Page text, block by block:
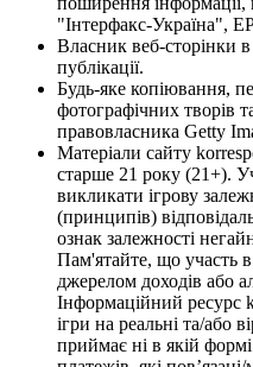
"Інтерфакс-Україна",
Власник веб-сторінки
публікації.
Будь-яке копіювання,
фотографічних творів
правовласника Getty
Матеріали сайту
старше 21 року (21+).
викликати ігрову
(принципів)
ознак залежності
Пам'ятайте, що участь
джерелом доходів або
Інформаційний ресурс
ігри на реальні та/або
приймає ні в якій